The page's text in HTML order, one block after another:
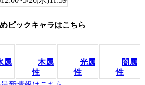
ピックキャラはこちら
属
木属
性
光属
性
闇属
性